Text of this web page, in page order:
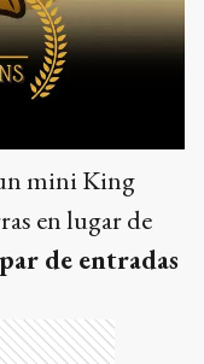
mini King
en lugar de
de entradas